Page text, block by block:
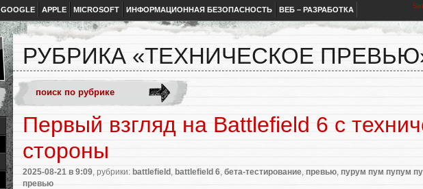
GOOGLE APPLE MICROSOFT ИНФОРМАЦИОННАЯ БЕЗОПАСНОСТЬ ВЕБ – РАЗРАБОТКА
РУБРИКА «ТЕХНИЧЕСКОЕ
Первый взгляд на Battlefield 6 с
стороны
2025-08-21 в 9:09 , рубрики: battlefield battlefield 6 бета-тестирование превью пурум пум пупум
превью